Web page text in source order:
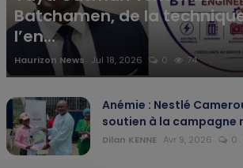
Batchamen, de la
l’en...
Haurizon News Jul 18, 2026 0 74
Anémie : Nestlé
soutien à la campagne
Dilan KENNE Avr 9, 2026 0